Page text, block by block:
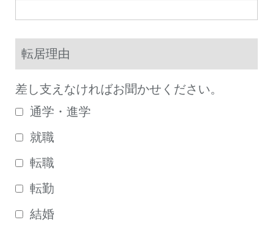
転居理由
差し支えなければお聞かせください。
通学・進学
就職
転職
転勤
結婚